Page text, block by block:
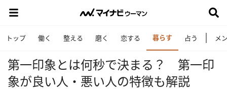
トップ 働く 整える 磨く 恋する 暮らす 占う メ
第一印象とは何秒で決まる？ 第一印
象が良い人・悪い人の特徴も解説